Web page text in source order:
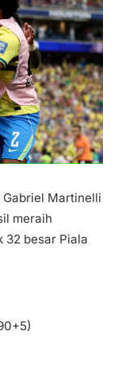
Gabriel Martinelli
meraih
32 besar Piala